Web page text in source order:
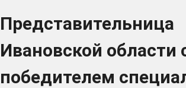
Представительница
Ивановской области
победителем